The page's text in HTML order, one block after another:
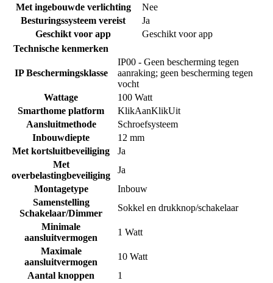
Met ingebouwde verlichting
Nee
Besturingssysteem vereist
Ja
Geschikt voor app
Geschikt voor app
Technische kenmerken
IP Beschermingsklasse
IP00 - Geen bescherming tegen
aanraking; geen bescherming tegen
vocht
Wattage
100 Watt
Smarthome platform
KlikAanKlikUit
Aansluitmethode
Schroefsysteem
Inbouwdiepte
12 mm
Met kortsluitbeveiliging
Ja
Met
overbelastingbeveiliging
Ja
Montagetype
Inbouw
Samenstelling
Schakelaar/Dimmer
Sokkel en drukknop/schakelaar
Minimale
aansluitvermogen
1 Watt
Maximale
aansluitvermogen
10 Watt
Aantal knoppen
1